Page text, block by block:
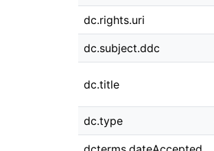
dc.rights.uri
dc.subject.ddc
dc.title
dc.type